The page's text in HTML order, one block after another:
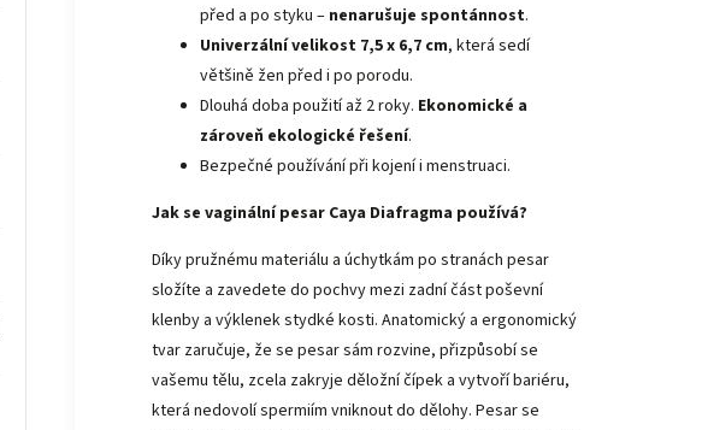
před a po styku – nenarušuje spontánnost.
Univerzální velikost 7,5 x 6,7 cm, která sedí
většině žen před i po porodu.
Dlouhá doba použití až 2 roky. Ekonomické a
zároveň ekologické řešení.
Bezpečné používání při kojení i menstruaci.
Jak se vaginální pesar Caya Diafragma používá?
Díky pružnému materiálu a úchytkám po stranách pesar
složíte a zavedete do pochvy mezi zadní část poševní
klenby a výklenek stydké kosti. Anatomický a ergonomický
tvar zaručuje, že se pesar sám rozvine, přizpůsobí se
vašemu tělu, zcela zakryje děložní čípek a vytvoří bariéru,
která nedovolí spermiím vniknout do dělohy. Pesar se